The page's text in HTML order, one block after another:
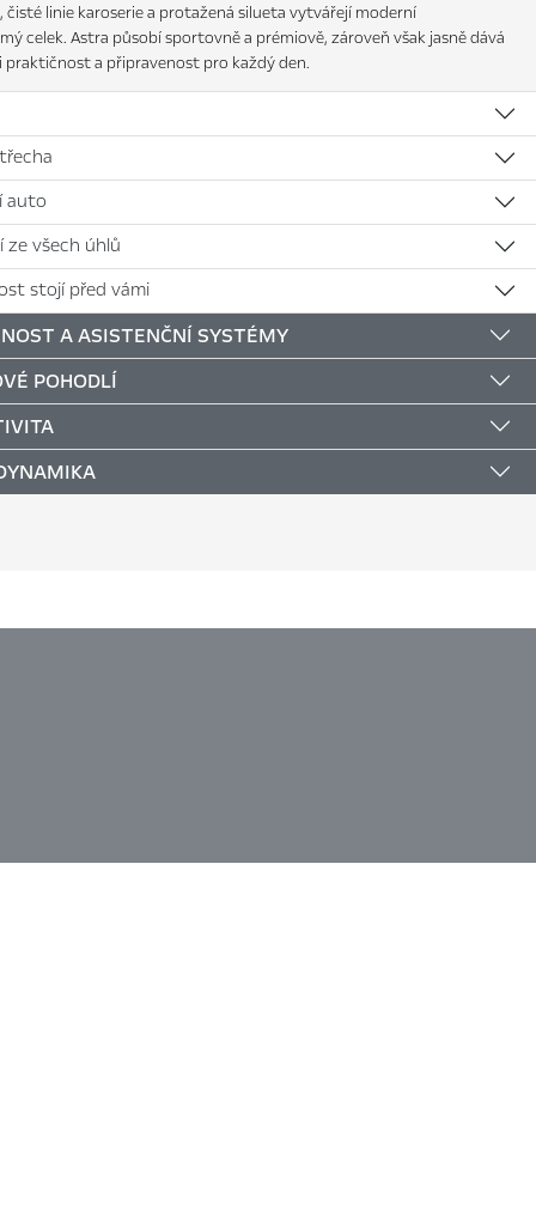
čisté linie karoserie a protažená silueta vytvářejí moderní
celek. Astra působí sportovně a prémiově, zároveň však jasně dává
praktičnost a připravenost pro každý den.
auto
všech úhlů
stojí před vámi
A ASISTENČNÍ SYSTÉMY
POHODLÍ